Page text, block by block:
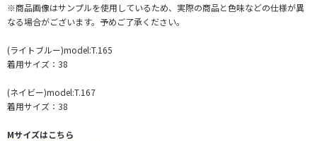
※商品画像はサンプルを使用しているため、実際の商品と色味などの仕様が異
なる場合がございます。予めご了承ください。
(ライトブルー)model:T.165
着用サイズ：38
(ネイビー)model:T.167
着用サイズ：38
Mサイズはこちら